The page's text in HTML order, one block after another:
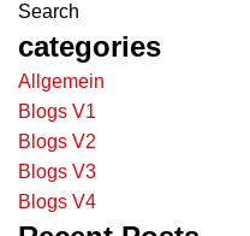
categories
Allgemein
Blogs V1
Blogs V2
Blogs V3
Blogs V4